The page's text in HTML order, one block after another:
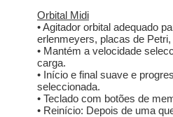
Orbital Midi
• Agitador orbital adequado
erlenmeyers, placas de Petri,
• Mantém a velocidade
carga.
• Início e final suave e
seleccionada.
• Teclado com botões de
• Reinício: Depois de uma